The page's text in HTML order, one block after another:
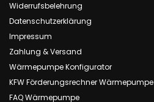
Widerrufsbelehrung
Datenschutzerklärung
Impressum
Zahlung & Versand
Wärmepumpe Konfigurator
KFW Förderungsrechner Wärmepumpe
FAQ Wärmepumpe